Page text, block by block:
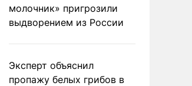
молочник» пригрозили
выдворением из России
Эксперт объяснил
пропажу белых грибов в